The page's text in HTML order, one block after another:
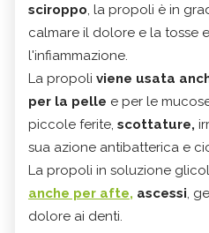
sciroppo, la propoli è in
calmare il dolore e la tosse
l'infiammazione.
La propoli viene usata
per la pelle e per le
piccole ferite, scottature,
sua azione antibatterica e
La propoli in soluzione
anche per afte, ascessi,
dolore ai denti.